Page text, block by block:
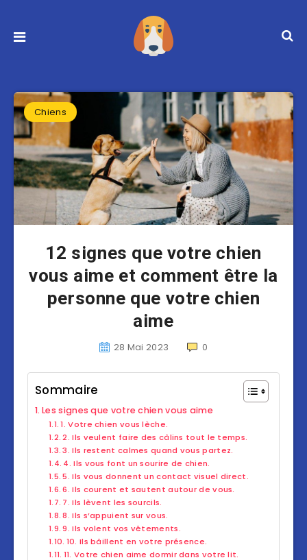
Chiens
12 signes que votre chien
vous aime et comment être la
personne que votre chien
aime
28 Mai 2023 0
Sommaire
Les signes que votre chien vous aime
1. Votre chien vous lèche.
2. Ils veulent faire des câlins tout le temps.
3. Ils restent calmes quand vous partez.
4. Ils vous font un sourire de chien.
5. Ils vous donnent un contact visuel direct.
6. Ils courent et sautent autour de vous.
7. Ils lèvent les sourcils.
8. Ils s’appuient sur vous.
9. Ils volent vos vêtements.
10. Ils bâillent en votre présence.
11. Votre chien aime dormir dans votre lit.